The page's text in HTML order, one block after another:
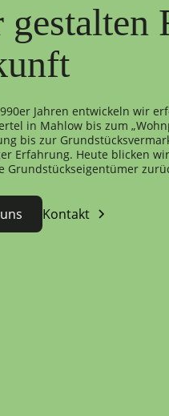
Jahren entwickeln wir
in Mahlow bis zum
bis zur
Erfahrung. Heute blicken
Grundstückseigentümer
Kontakt